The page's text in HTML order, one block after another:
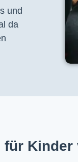
und
da
für Kinder